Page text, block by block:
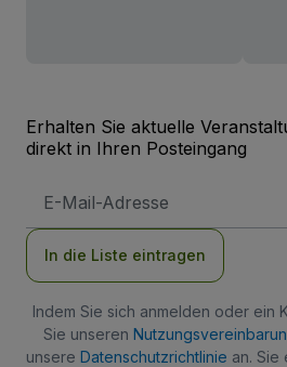
Erhalten Sie aktuelle
direkt in Ihren Posteingang
Mail-
In die Liste eintragen
Indem Sie sich anmelden oder ein
Sie unseren
unsere Datenschutzrichtlinie an. Sie